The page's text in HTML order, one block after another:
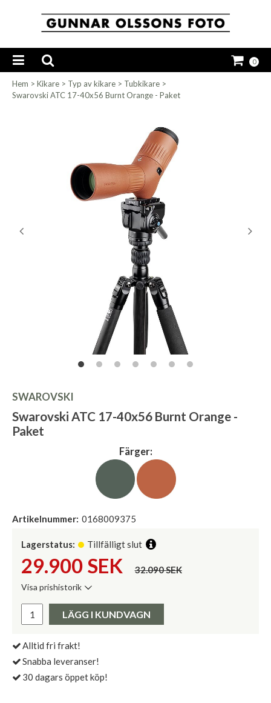
0
Hem > Kikare > Typ av kikare > Tubkikare >
Swarovski ATC 17-40x56 Burnt Orange - Paket
SWAROVSKI
Swarovski ATC 17-40x56 Burnt Orange -
Paket
Färger:
Artikelnummer: 0168009375
Lagerstatus: Tillfälligt slut
29.900 SEK 32.090 SEK
Visa prishistorik
Pris:
LÄGG I KUNDVAGN
Alltid fri frakt!
Snabba leveranser!
30 dagars öppet köp!